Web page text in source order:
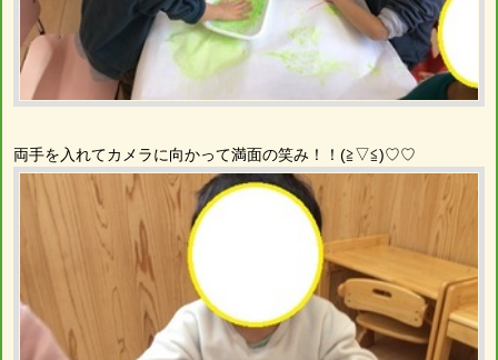
両手を入れてカメラに向かって満面の笑み！！(≧▽≦)♡♡